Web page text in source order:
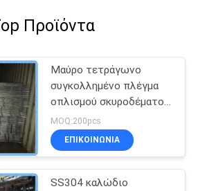
Προϊόντα
Μαύρο τετράγωνο
συγκολλημένο πλέγμα
οπλισμού σκυροδέματος
SL62 Αντιδιαβρωτικό
MOQ:200pcs
ΕΠΙΚΟΙΝΩΝΊΑ
SS304 καλώδιο